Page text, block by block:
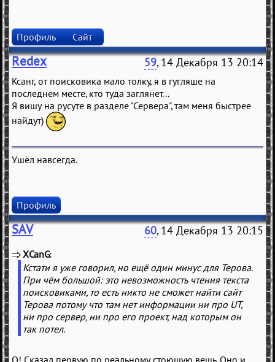
Профиль Сайт
Redex 59, 14 Декабря 13 20:14
Ксанг, от поисковика мало толку, я в гугляше на
последнем месте, кто туда заглянет...
Я вишу на русуте в разделе "Сервера", там меня быстрее
найдут)
Ушёл навсегда.
Профиль
SAV 60, 14 Декабря 13 20:15
XCanG
Кстати я уже говорил, но ещё один минус для Терова.
При чём большой: это невозможность чтения текста
поисковиками, то есть никто не сможет найти сайт
Терова потому что там нет информации ни про UT,
ни про сервер, ни про его проект, над которым он
так потел.